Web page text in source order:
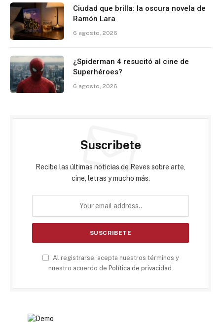
Ciudad que brilla: la oscura novela de
Ramón Lara
6 agosto, 2026
¿Spiderman 4 resucitó al cine de
Superhéroes?
6 agosto, 2026
Suscribete
Recibe las últimas noticias de Reves sobre arte,
cine, letras y mucho más.
Al registrarse, acepta nuestros términos y
nuestro acuerdo de Política de privacidad